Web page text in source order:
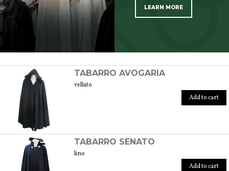
LEARN MORE
TABARRO AVOGARIA
velluto
Add to cart
TABARRO SENATO
lino
Add to cart